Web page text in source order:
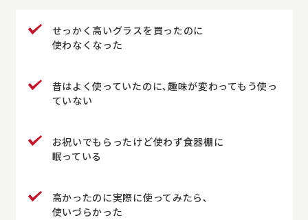
せっかく高いグラスを買ったのに
使わなくなった
昔はよく使っていたのに､趣味が変わってもう使っ
ていない
お祝いでもらったけど使わず食器棚に
眠っている
高かったのに実際に使ってみたら､
使いづらかった